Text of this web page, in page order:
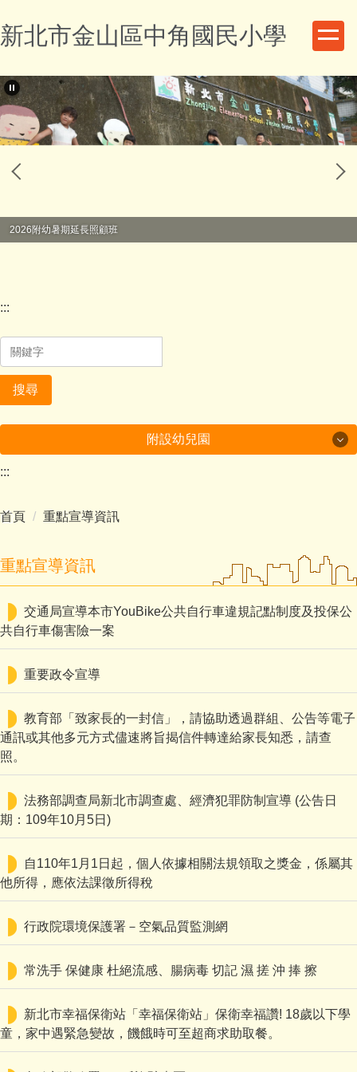
到
主
內
容
區
新北市金山區中角國民小學
2026附幼暑期延長照顧班
:::
搜尋
附設幼兒園
行政及成果
課程計畫
環境教育成果
家庭教育成果
校園食材登錄平臺
線上學習專區
檔案下載
:::
首頁 重點宣導資訊
重點宣導資訊
交通局宣導本市YouBike公共自行車違規記點制度及投保公
共自行車傷害險一案
重要政令宣導
教育部「致家長的一封信」，請協助透過群組、公告等電子
通訊或其他多元方式儘速將旨揭信件轉達給家長知悉，請查
照。
法務部調查局新北市調查處、經濟犯罪防制宣導 (公告日
期：109年10月5日)
自110年1月1日起，個人依據相關法規領取之獎金，係屬其
他所得，應依法課徵所得稅
行政院環境保護署－空氣品質監測網
常洗手 保健康 杜絕流感、腸病毒 切記 濕 搓 沖 捧 擦
新北市幸福保衛站「幸福保衛站」保衛幸福讚! 18歲以下學
童，家中遇緊急變故，饑餓時可至超商求助取餐。